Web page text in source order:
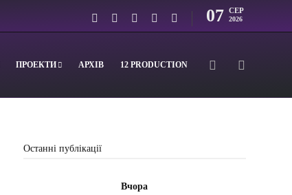
07 СЕР
2026
ПРОЕКТИ АРХІВ 12 PRODUCTION
Останні публікації
Вчора